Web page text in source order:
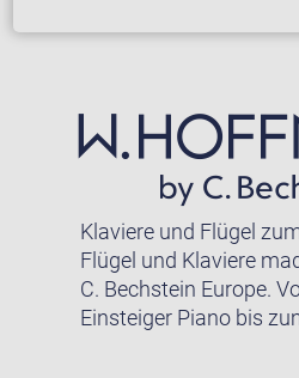
Klaviere und Flügel
Flügel und Klaviere
C. Bechstein Europe.
Einsteiger Piano bis